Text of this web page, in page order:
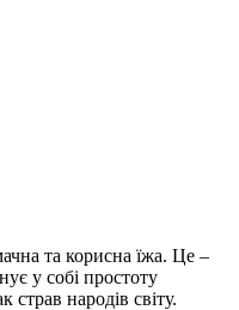
та корисна їжа. Це –
у собі простоту
народів світу.